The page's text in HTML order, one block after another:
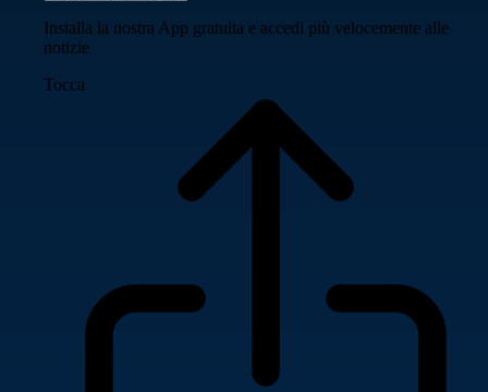
Installa la nostra App gratuita e accedi più velocemente alle
notizie
Tocca